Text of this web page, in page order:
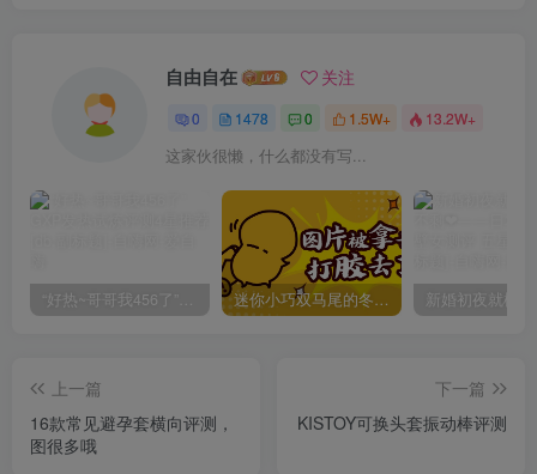
自由自在 关注
0 1478 0 1.5W+ 13.2W+
这家伙很懒，什么都没有写...
“好热~哥哥我456了”GXP发热试炼评测4星推荐[db:副标题] 迷你小巧双马尾的冬爱琴音写真分享，虎牙妹妹YYDS!
上一篇
16款常见避孕套横向评测，
图很多哦
下一篇
KISTOY可换头套振动棒评测